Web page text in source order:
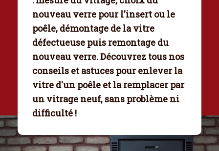
nouveau verre pour l'insert ou le
poêle, démontage de la vitre
défectueuse puis remontage du
nouveau verre. Découvrez tous nos
conseils et astuces pourenlever la
vitre d'un poêle et la remplacer par
un vitrage neuf, sans problème ni
difficulté !